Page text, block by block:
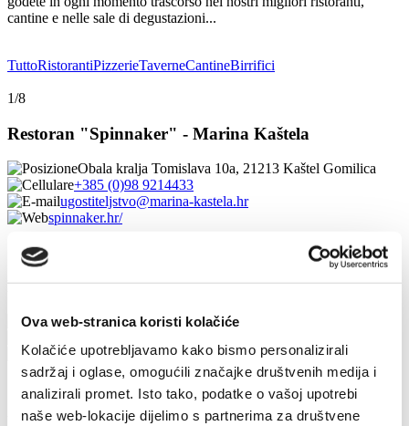
Ova web-stranica koristi kolačiće
Kolačiće upotrebljavamo kako bismo personalizirali
sadržaj i oglase, omogućili značajke društvenih medija i
analizirali promet. Isto tako, podatke o vašoj upotrebi
naše web-lokacije dijelimo s partnerima za društvene
cantine e nelle sale di degustazioni...
TuttoRistorantiPizzerieTaverneCantineBirrifici
1/8
Restoran "Spinnaker" - Marina Kaštela
Obala kralja Tomislava 10a, 21213 Kaštel Gomilica
+385 (0)98 9214433
ugostiteljstvo@marina-kastela.hr
spinnaker.hr/
1/7
Restoran "Mala Mora"
Mala Mora 5, 21215, Kaštel Lukšić
malamorarestaurant@gmail.com